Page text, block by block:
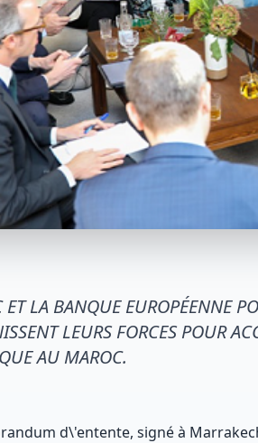
ET LA BANQUE EUROPÉENNE
LEURS FORCES POUR
AU MAROC.
d\'entente, signé à